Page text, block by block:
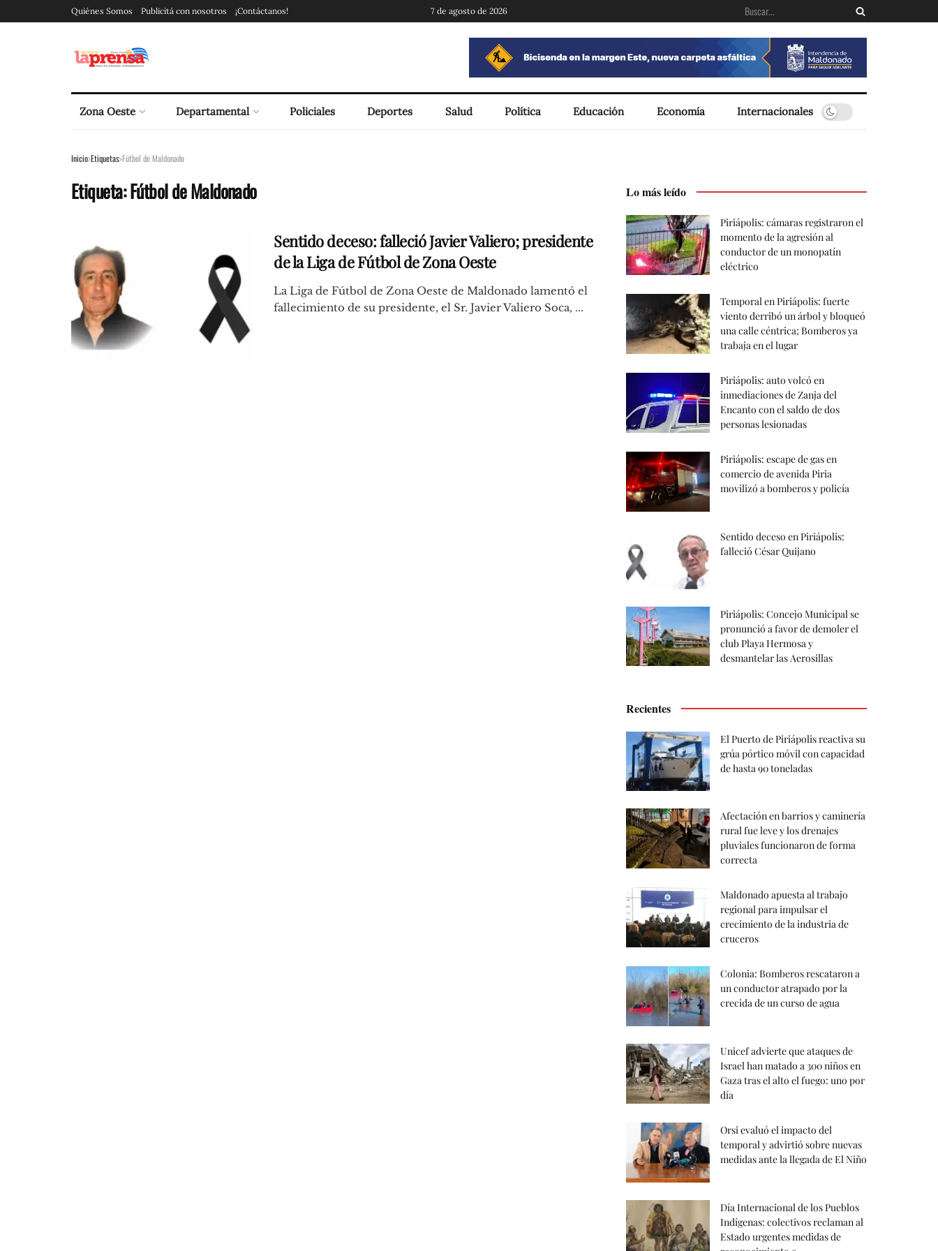
Quiénes Somos Publicitá con nosotros ¡Contáctanos! 7 de agosto de 2026
Zona Oeste Departamental Policiales Deportes Salud Política Educación Economía Internacionales
Inicio Etiquetas Fútbol de Maldonado
Etiqueta:Fútbol de Maldonado
Sentido deceso: falleció Javier Valiero; presidente
de la Liga de Fútbol de Zona Oeste
La Liga de Fútbol de Zona Oeste de Maldonado lamentó el
fallecimiento de su presidente, el Sr. Javier Valiero Soca, ...
Lo más leído
Piriápolis: cámaras registraron el
momento de la agresión al
conductor de un monopatín
eléctrico
Temporal en Piriápolis: fuerte
viento derribó un árbol y bloqueó
una calle céntrica; Bomberos ya
trabaja en el lugar
Piriápolis: auto volcó en
inmediaciones de Zanja del
Encanto con el saldo de dos
personas lesionadas
Piriápolis: escape de gas en
comercio de avenida Piria
movilizó a bomberos y policía
Sentido deceso en Piriápolis:
falleció César Quijano
Piriápolis: Concejo Municipal se
pronunció a favor de demoler el
club Playa Hermosa y
desmantelar las Aerosillas
Recientes
El Puerto de Piriápolis reactiva su
grúa pórtico móvil con capacidad
de hasta 90 toneladas
Afectación en barrios y caminería
rural fue leve y los drenajes
pluviales funcionaron de forma
correcta
Maldonado apuesta al trabajo
regional para impulsar el
crecimiento de la industria de
cruceros
Colonia: Bomberos rescataron a
un conductor atrapado por la
crecida de un curso de agua
Unicef advierte que ataques de
Israel han matado a 300 niños en
Gaza tras el alto el fuego: uno por
día
Orsi evaluó el impacto del
temporal y advirtió sobre nuevas
medidas ante la llegada de El Niño
Día Internacional de los Pueblos
Indígenas: colectivos reclaman al
Estado urgentes medidas de